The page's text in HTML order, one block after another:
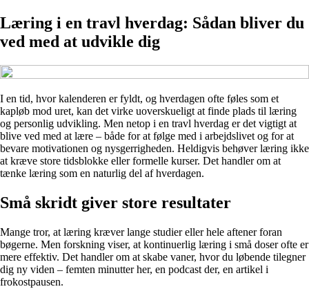
Læring i en travl hverdag: Sådan bliver du
ved med at udvikle dig
I en tid, hvor kalenderen er fyldt, og hverdagen ofte føles som et
kapløb mod uret, kan det virke uoverskueligt at finde plads til læring
og personlig udvikling. Men netop i en travl hverdag er det vigtigt at
blive ved med at lære – både for at følge med i arbejdslivet og for at
bevare motivationen og nysgerrigheden. Heldigvis behøver læring ikke
at kræve store tidsblokke eller formelle kurser. Det handler om at
tænke læring som en naturlig del af hverdagen.
Små skridt giver store resultater
Mange tror, at læring kræver lange studier eller hele aftener foran
bøgerne. Men forskning viser, at kontinuerlig læring i små doser ofte er
mere effektiv. Det handler om at skabe vaner, hvor du løbende tilegner
dig ny viden – femten minutter her, en podcast der, en artikel i
frokostpausen.